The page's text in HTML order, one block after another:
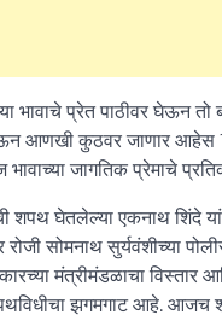
भावाचे प्रेत पाठीवर घेऊन तो
घेऊन आणखी कुठवर जाणार
जागतिक प्रेमाचे
शपथ घेतलेल्या एकनाथ शिंदे
सोमनाथ सुर्यवंशीच्या
मंत्रीमंडळाचा विस्तार
झगमगाट आहे. आजच